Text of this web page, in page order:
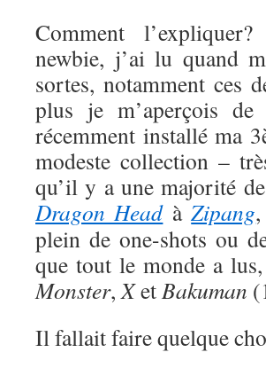
Comment
newbie, j’ai lu quand
sortes, notamment ces
plus je m’aperçois de
récemment installé ma
modeste collection –
qu’il y a une majorité
Dragon HeadàZipang
plein de one-shots ou
que tout le monde a
Monster,XetBakuman
Il fallait faire quelque